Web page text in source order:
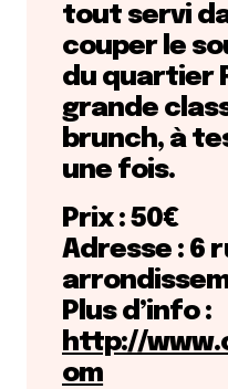
tout servi
couper le
du quartier
grande
brunch, à
une fois.
Prix : 50€
Adresse : 6
Plus d’info :
http://
om